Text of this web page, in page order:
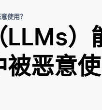
使用？
LLMs）
被恶意使